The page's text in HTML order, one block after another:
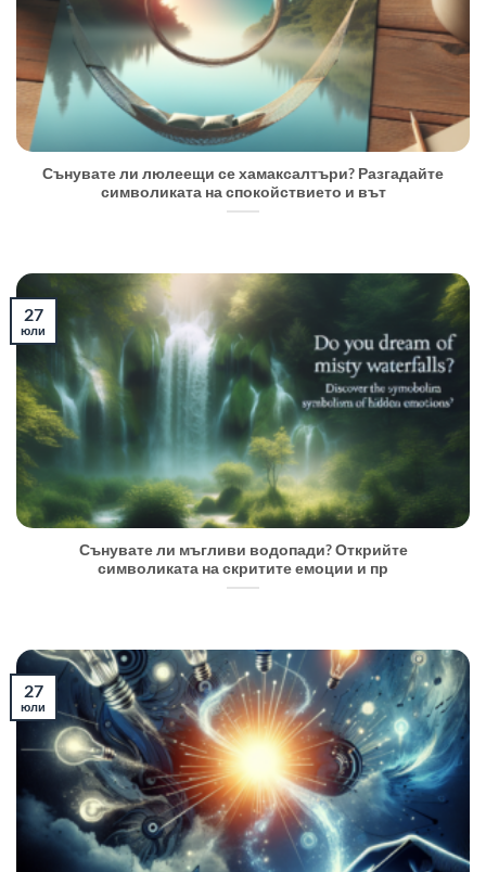
Сънувате ли люлеещи се хамаксалтъри? Разгадайте
символиката на спокойствието и вът
Сънувате ли мъгливи водопади? Открийте
символиката на скритите емоции и пр
27
юли
27
юли